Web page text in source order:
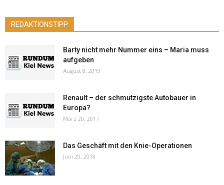
REDAKTIONSTIPP
Barty nicht mehr Nummer eins – Maria muss
aufgeben
August 8, 2019
Renault – der schmutzigste Autobauer in
Europa?
März 20, 2017
Das Geschäft mit den Knie-Operationen
Juni 20, 2018